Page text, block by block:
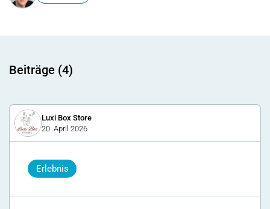
Beiträge (4)
Luxi Box Store
20. April 2026
Erlebnis